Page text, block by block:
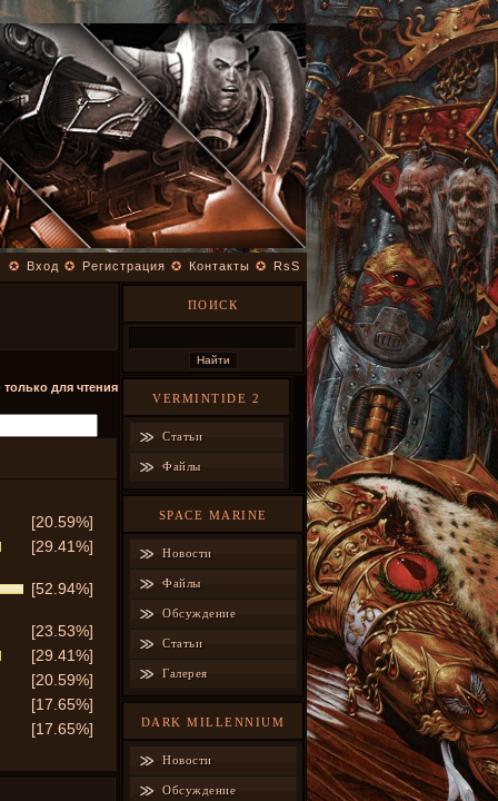
✪ Вход ✪ Регистрация ✪ Контакты ✪ RsS
для чтения
[20.59%]
[29.41%]
[52.94%]
[23.53%]
[29.41%]
[20.59%]
[17.65%]
[17.65%]
ПОИСК
VERMINTIDE 2
Статьи
Файлы
SPACE MARINE
Новости
Файлы
Обсуждение
Статьи
Галерея
DARK MILLENNIUM
Новости
Обсуждение